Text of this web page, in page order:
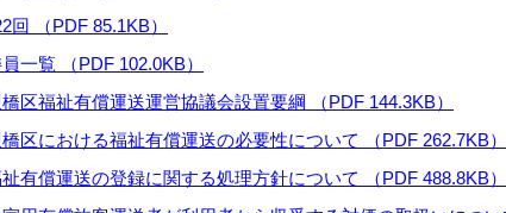
回 （PDF 85.1KB）
員一覧 （PDF 102.0KB）
橋区福祉有償運送運営協議会設置要綱 （PDF 144.3KB）
橋区における福祉有償運送の必要性について （PDF 262.7KB）
祉有償運送の登録に関する処理方針について （PDF 488.8KB）